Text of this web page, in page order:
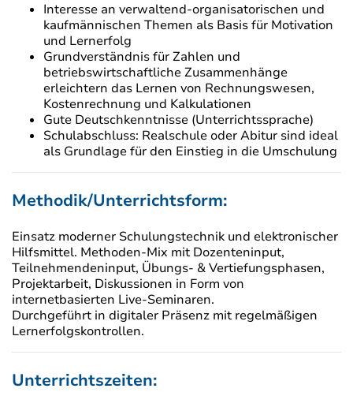
Interesse an verwaltend-organisatorischen und
kaufmännischen Themen als Basis für Motivation
und Lernerfolg
Grundverständnis für Zahlen und
betriebswirtschaftliche Zusammenhänge
erleichtern das Lernen von Rechnungswesen,
Kostenrechnung und Kalkulationen
Gute Deutschkenntnisse (Unterrichtssprache)
Schulabschluss: Realschule oder Abitur sind ideal
als Grundlage für den Einstieg in die Umschulung
Methodik/Unterrichtsform:
Einsatz moderner Schulungstechnik und elektronischer
Hilfsmittel. Methoden-Mix mit Dozenteninput,
Teilnehmendeninput, Übungs- & Vertiefungsphasen,
Projektarbeit, Diskussionen in Form von
internetbasierten Live-Seminaren.
Durchgeführt in digitaler Präsenz mit regelmäßigen
Lernerfolgskontrollen.
Unterrichtszeiten: